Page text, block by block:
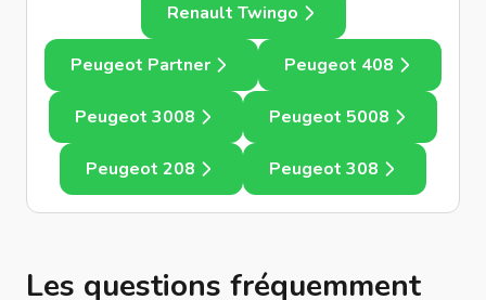
Renault Twingo
Peugeot Partner Peugeot 408
Peugeot 3008 Peugeot 5008
Peugeot 208 Peugeot 308
Les questions fréquemment